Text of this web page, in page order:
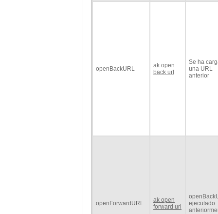
openBackURL
ak open
back url
Se ha
una URL
anterior
openForwardURL
ak open
forward url
ejecutado